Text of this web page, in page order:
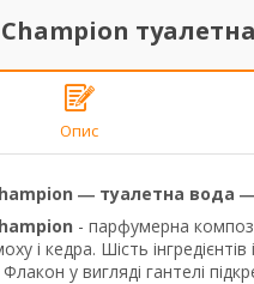
Опис
― туалетна вода
- парфумерна
і кедра. Шість
у вигляді гантелі